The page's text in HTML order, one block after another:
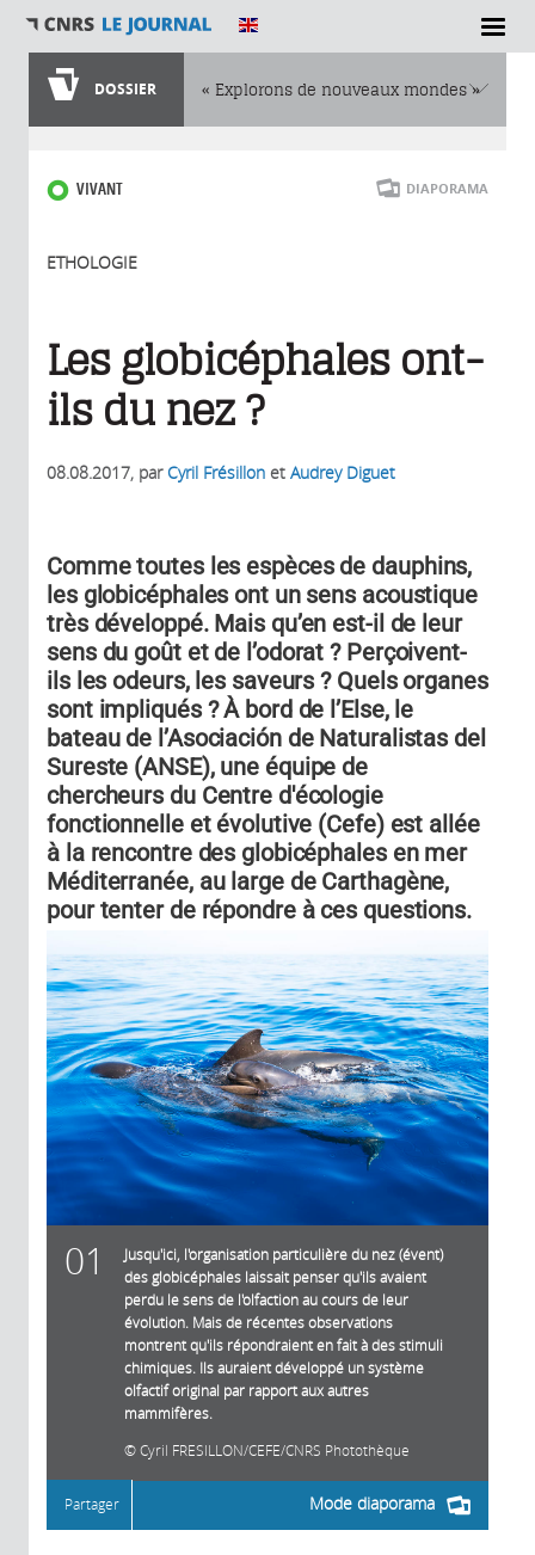
DOSSIER « Explorons de nouveaux mondes »
DIAPORAMA
VIVANT
ETHOLOGIE
Les globicéphales ont-
ils du nez ?
08.08.2017, parCyril Frésillon et Audrey Diguet
Comme toutes les espèces de dauphins,
les globicéphales ont un sens acoustique
très développé. Mais qu’en est-il de leur
sens du goût et de l’odorat ? Perçoivent-
ils les odeurs, les saveurs ? Quels organes
sont impliqués ? À bord de l’Else, le
bateau de l’Asociación de Naturalistas del
Sureste (ANSE), une équipe de
chercheurs du Centre d'écologie
fonctionnelle et évolutive (Cefe) est allée
à la rencontre des globicéphales en mer
Méditerranée, au large de Carthagène,
pour tenter de répondre à ces questions.
01
Jusqu'ici, l'organisation particulière du nez (évent)
des globicéphales laissait penser qu'ils avaient
perdu le sens de l'olfaction au cours de leur
évolution. Mais de récentes observations
montrent qu'ils répondraient en fait à des stimuli
chimiques. Ils auraient développé un système
olfactif original par rapport aux autres
mammifères.
Cyril FRESILLON/CEFE/CNRS Photothèque
Mode diaporama
Partager